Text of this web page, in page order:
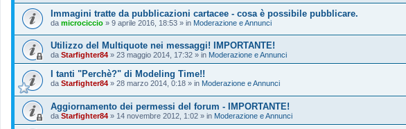
Immagini tratte da pubblicazioni cartacee - cosa è possibile pubblicare.
da microciccio » 9 aprile 2016, 18:53 » in Moderazione e Annunci
Utilizzo del Multiquote nei messaggi! IMPORTANTE!
da Starfighter84 » 23 maggio 2014, 17:32 » in Moderazione e Annunci
I tanti "Perchè?" di Modeling Time!!
da Starfighter84 » 28 marzo 2014, 0:18 » in Moderazione e Annunci
Aggiornamento dei permessi del forum - IMPORTANTE!
da Starfighter84 » 14 novembre 2012, 1:02 » in Moderazione e Annunci